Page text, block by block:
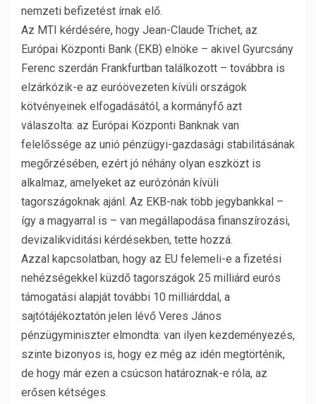
nemzeti befizetést írnak elő.
Az MTI kérdésére, hogy Jean-Claude Trichet, az
Európai Központi Bank (EKB) elnöke – akivel Gyurcsány
Ferenc szerdán Frankfurtban találkozott – továbbra is
elzárkózik-e az euróövezeten kívüli országok
kötvényeinek elfogadásától, a kormányfő azt
válaszolta: az Európai Központi Banknak van
felelőssége az unió pénzügyi-gazdasági stabilitásának
megőrzésében, ezért jó néhány olyan eszközt is
alkalmaz, amelyeket az eurózónán kívüli
tagországoknak ajánl. Az EKB-nak több jegybankkal –
így a magyarral is – van megállapodása finanszírozási,
devizalikviditási kérdésekben, tette hozzá.
Azzal kapcsolatban, hogy az EU felemeli-e a fizetési
nehézségekkel küzdő tagországok 25 milliárd eurós
támogatási alapját további 10 milliárddal, a
sajtótájékoztatón jelen lévő Veres János
pénzügyminiszter elmondta: van ilyen kezdeményezés,
szinte bizonyos is, hogy ez még az idén megtörténik,
de hogy már ezen a csúcson határoznak-e róla, az
erősen kétséges.